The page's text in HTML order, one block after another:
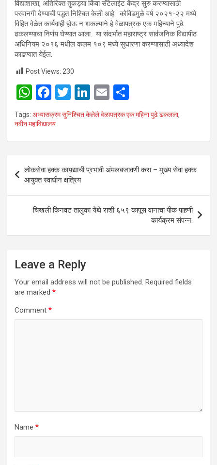
विद्याशाखा, अतिरिक्त तुकड्या किंवा सॅटेलाईट केंद्र सुरु करण्यासाठी
परवानगी देण्याची पद्धत निश्चित केली आहे. कोविडमुळे वर्ष २०२१-२२ मध्ये
विहित वेळेत कार्यवाही होऊ न शकल्याने हे वेळापत्रक एक महिन्याने पुढे
ढकलण्याचा निर्णय घेण्यात आला. या संदर्भात महाराष्ट्र सार्वजनिक विद्यापीठ
अधिनियम २०१६ मधील कलम १०९ मध्ये सुधारणा करण्यासाठी अध्यादेश
काढण्यात येईल.
Post Views: 230
W
h
at
s
p
p
F
a
ce
b
o
k
T
wi
tt
er
Li
n
ke
dI
E
m
ail
h
ar
e
Tags: अभ्यासक्रम सुनिश्चित केलेले वेळापत्रक एक महिना पुढे ढकलला,
नवीन महाविद्यालय
Post
navigation
लोकसेवा हक्क कायद्याची प्रभावी अंमलबजावणी करा – मुख्य सेवा हक्क
आयुक्त स्वाधीन क्षत्रिय
चिखली किनवट तालुका येथे राशी ६५९ कापूस वानाचा पीक पाहणी
कार्यक्रम संपन्न.
Leave a Reply
Your email address will not be published. Required fields
are marked *
Comment *
Name *